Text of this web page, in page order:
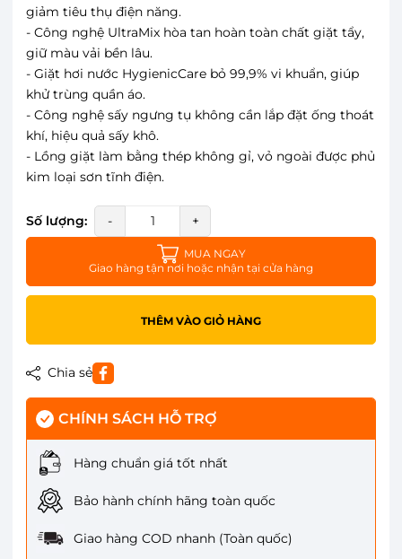
giảm tiêu thụ điện năng.
- Công nghệ UltraMix hòa tan hoàn toàn chất giặt tẩy,
giữ màu vải bền lâu.
- Giặt hơi nước HygienicCare bỏ 99,9% vi khuẩn, giúp
khử trùng quần áo.
- Công nghệ sấy ngưng tụ không cần lắp đặt ống thoát
khí, hiệu quả sấy khô.
- Lồng giặt làm bằng thép không gỉ, vỏ ngoài được phủ
kim loại sơn tĩnh điện.
Số lượng: - +
MUA NGAY
Giao hàng tận nơi hoặc nhận tại cửa hàng
THÊM VÀO GIỎ HÀNG
Chia sẻ
CHÍNH SÁCH HỖ TRỢ
Hàng chuẩn giá tốt nhất
Bảo hành chính hãng toàn quốc
Giao hàng COD nhanh (Toàn quốc)